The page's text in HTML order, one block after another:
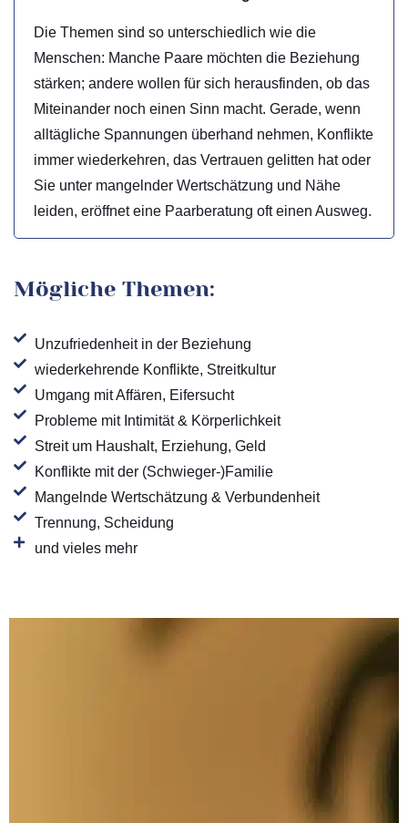
Die Themen sind so unterschiedlich wie die
Menschen: Manche Paare möchten die Beziehung
stärken; andere wollen für sich herausfinden, ob das
Miteinander noch einen Sinn macht. Gerade, wenn
alltägliche Spannungen überhand nehmen, Konflikte
immer wiederkehren, das Vertrauen gelitten hat oder
Sie unter mangelnder Wertschätzung und Nähe
leiden, eröffnet eine Paarberatung oft einen Ausweg.
Mögliche Themen:
Unzufriedenheit in der Beziehung
wiederkehrende Konflikte, Streitkultur
Umgang mit Affären, Eifersucht
Probleme mit Intimität & Körperlichkeit
Streit um Haushalt, Erziehung, Geld
Konflikte mit der (Schwieger-)Familie
Mangelnde Wertschätzung & Verbundenheit
Trennung, Scheidung
und vieles mehr